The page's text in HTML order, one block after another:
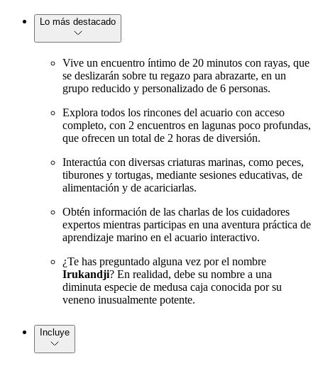
Lo más destacado
Vive un encuentro íntimo de 20 minutos con rayas, que
se deslizarán sobre tu regazo para abrazarte, en un
grupo reducido y personalizado de 6 personas.
Explora todos los rincones del acuario con acceso
completo, con 2 encuentros en lagunas poco profundas,
que ofrecen un total de 2 horas de diversión.
Interactúa con diversas criaturas marinas, como peces,
tiburones y tortugas, mediante sesiones educativas, de
alimentación y de acariciarlas.
Obtén información de las charlas de los cuidadores
expertos mientras participas en una aventura práctica de
aprendizaje marino en el acuario interactivo.
¿Te has preguntado alguna vez por el nombre
Irukandji? En realidad, debe su nombre a una
diminuta especie de medusa caja conocida por su
veneno inusualmente potente.
Incluye